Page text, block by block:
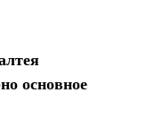
основное